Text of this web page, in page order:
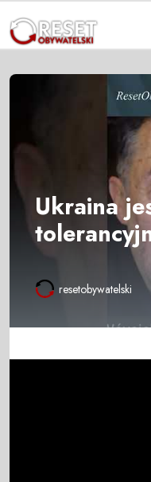
Ukraina
resetobywatelski